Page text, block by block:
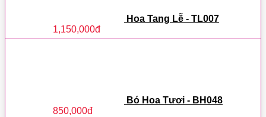
Hoa Tang Lễ - TL007
1,150,000đ
Bó Hoa Tươi - BH048
850,000đ